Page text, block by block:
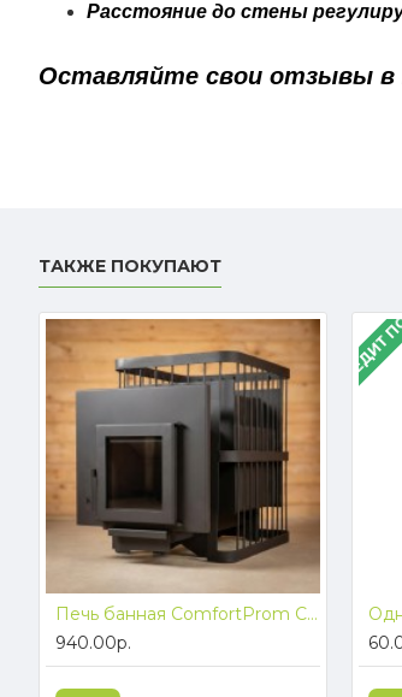
Расстояние до стены
Оставляйте свои отзывы в
ТАКЖЕ ПОКУПАЮТ
Печь банная ComfortProm СТАЛЬ 8 мм, для парной до 26 кубов, вес 104 кг, длина дров до 50 см, на 160 кг камней, дверь со стеклом
940.00р.
В